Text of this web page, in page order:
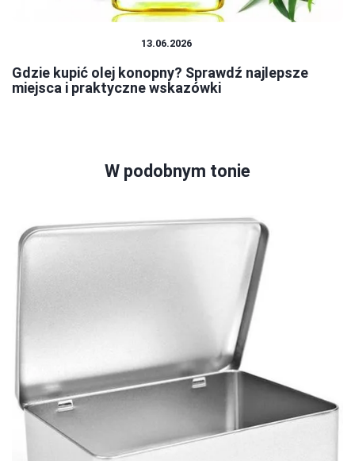
13.06.2026
Gdzie kupić olej konopny? Sprawdź najlepsze
miejsca i praktyczne wskazówki
W podobnym tonie